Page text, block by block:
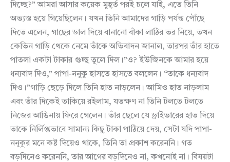
দিচ্ছে?” আমরা আসার কয়েক মুহূর্ত পরই চলে যাই, এতে তিনি
অভ্যস্ত হয়ে গিয়েছিলেন। যখন তিনি আমাদের গাড়ি পর্যন্ত পৌঁছে
দিতে এলেন, গাছের ডাল দিয়ে বানানো বাঁকা লাঠির ভর নিয়ে, তখন
কেভিন গাড়ি থেকে নেমে তাঁকে অভিবাদন জানাল, তারপর তাঁর হাতে
পাতলা একটা টাকার গুচ্ছ তুলে দিল।”ও? ইউজিনকে আমার হয়ে
ধন্যবাদ দিও,” পাপা-ননুকু হাসতে হাসতে বললেন। “তাকে ধন্যবাদ
দিও।”গাড়ি ছেড়ে দিলে তিনি হাত নাড়লেন। আমিও হাত নাড়লাম
এবং তাঁর দিকেই তাকিয়ে রইলাম, যতক্ষণ না তিনি টলতে টলতে
নিজের আঙিনায় ফিরে গেলেন। তাঁর ছেলে যে ড্রাইভারের হাত দিয়ে
তাকে নির্লিপ্তভাবে সামান্য কিছু টাকা পাঠিয়ে দেয়, সেটা যদি পাপা-
ননুকুর মনে কষ্ট দিয়েও থাকে, তিনি তা প্রকাশ করেননি। গত
বড়দিনেও করেননি, তার আগের বড়দিনেও না, কখনোই না। বিষয়টা